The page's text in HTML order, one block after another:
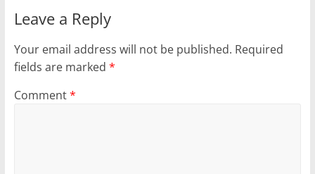
Leave a Reply
Your email address will not be published. Required
fields are marked *
Comment*